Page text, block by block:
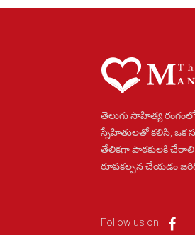
తెలుగు సాహిత్య రంగంలో
స్నేహితులతో కలిసి,
తేలికగా పాఠకులకి
రూపకల్పన చేయడం
Follow us on: